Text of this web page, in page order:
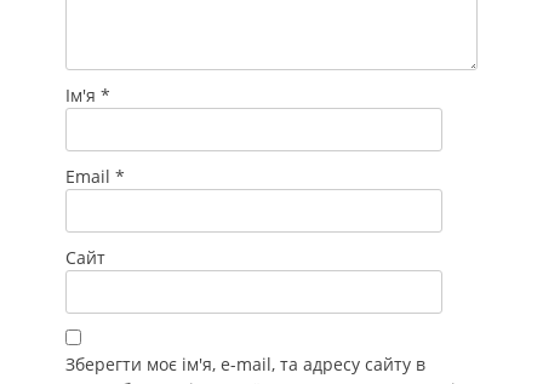
Ім'я *
Email *
Сайт
Зберегти моє ім'я, e-mail, та адресу сайту в